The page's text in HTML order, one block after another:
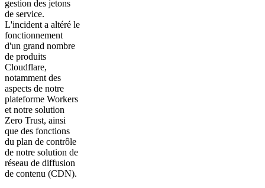
gestion des jetons
de service.
L'incident a altéré le
fonctionnement
d'un grand nombre
de produits
Cloudflare,
notamment des
aspects de notre
plateforme Workers
et notre solution
Zero Trust, ainsi
que des fonctions
du plan de contrôle
de notre solution de
réseau de diffusion
de contenu (CDN).